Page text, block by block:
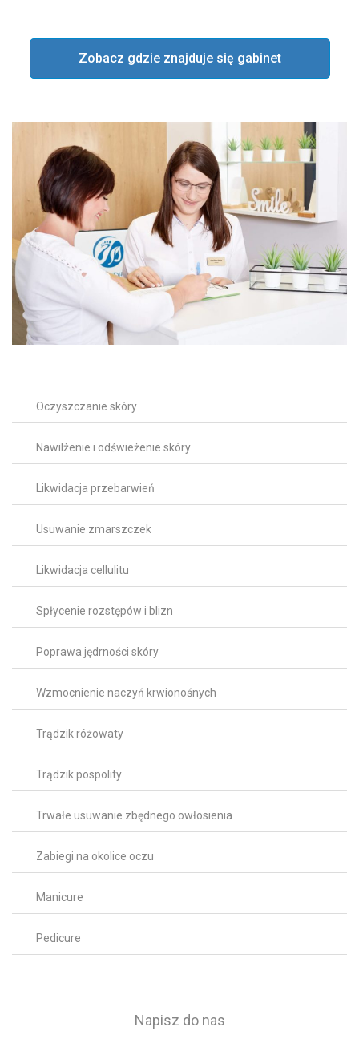
Zobacz gdzie znajduje się gabinet
Oczyszczanie skóry
Nawilżenie i odświeżenie skóry
Likwidacja przebarwień
Usuwanie zmarszczek
Likwidacja cellulitu
Spłycenie rozstępów i blizn
Poprawa jędrności skóry
Wzmocnienie naczyń krwionośnych
Trądzik różowaty
Trądzik pospolity
Trwałe usuwanie zbędnego owłosienia
Zabiegi na okolice oczu
Manicure
Pedicure
Napisz do nas